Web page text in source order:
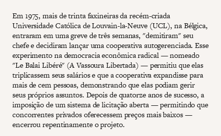
Em 1975, mais de trinta faxineiras da recém-criada
Universidade Católica de Louvain-la-Neuve (UCL), na Bélgica,
entraram em uma greve de três semanas, "demitiram" seu
chefe e decidiram lançar uma cooperativa autogerenciada. Esse
experimento na democracia econômica radical — nomeado
"Le Balai Libéré" (A Vassoura Libertada) — permitiu que elas
triplicassem seus salários e que a cooperativa expandisse para
mais de cem pessoas, demonstrando que elas podiam gerir
seus próprios assuntos. Depois de quatorze anos de sucesso, a
imposição de um sistema de licitação aberta — permitindo que
concorrentes privados oferecessem preços mais baixos —
encerrou repentinamente o projeto.